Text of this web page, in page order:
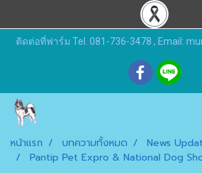
ติดต่อที่ฟาร์ม Tel. 081-736-3478 , Email:
หน้าแรก บทความทั้งหมด
News
Pantip Pet Expro & National Dog